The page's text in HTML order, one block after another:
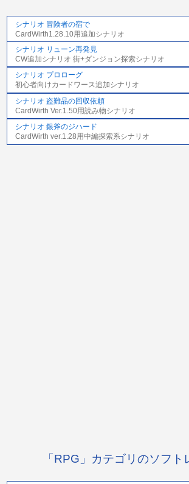
シナリオ 冒険者の宿で
CardWirth1.28.10用追加シナリオ
シナリオ リューン再発見
CW追加シナリオ 街+ダンジョン探索シナリオ
シナリオ プロローグ
初心者向けカードワース追加シナリオ
シナリオ 盗難品の回収依頼
CardWirth Ver.1.50用読み物シナリオ
シナリオ 銀斧のジハード
CardWirth ver.1.28用中編探索系シナリオ
「RPG」カテゴリのソフト